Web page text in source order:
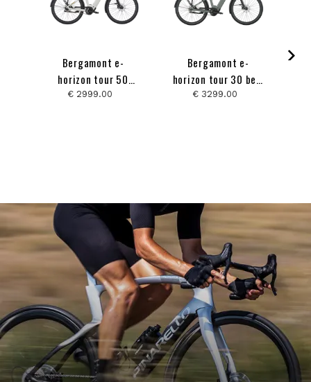
Bergamont e-
horizon tour 50
wave 2026
€ 2999.00
Bergamont e-
horizon tour 30 belt
wave 2026
€ 3299.00